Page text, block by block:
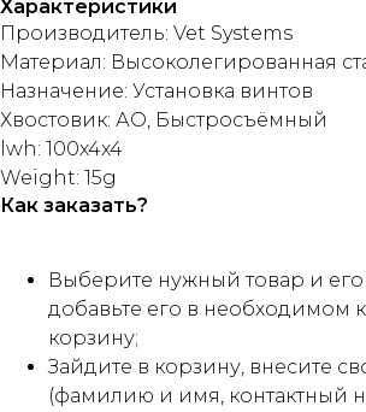
Характеристики
Производитель: Vet Systems
Материал: Высоколегированная
Назначение: Установка винтов
Хвостовик: АО, Быстросъёмный
lwh: 100x4x4
Weight: 15g
Как заказать?
Выберите нужный товар и
добавьте его в необходимом
корзину;
Зайдите в корзину, внесите
(фамилию и имя, контактный